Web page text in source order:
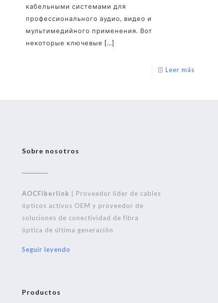
кабельными системами для
профессионального аудио, видео и
мультимедийного применения. Вот
некоторые ключевые […]
Leer más
Sobre nosotros
AOCFiberlink | Proveedor líder de cables
ópticos activos OEM y proveedor de
soluciones de conectividad de fibra
óptica de última generación
Seguir leyendo
Productos